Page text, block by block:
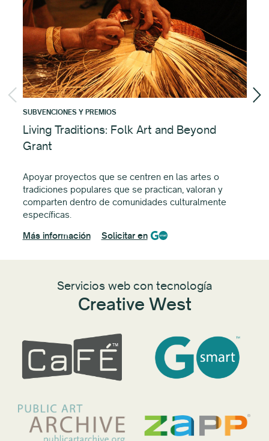
SUBVENCIONES Y PREMIOS
Living Traditions: Folk Art and Beyond
Grant
Apoyar proyectos que se centren en las artes o
tradiciones populares que se practican, valoran y
comparten dentro de comunidades culturalmente
específicas.
Más información
Solicitar en
Servicios web con tecnología
Creative West